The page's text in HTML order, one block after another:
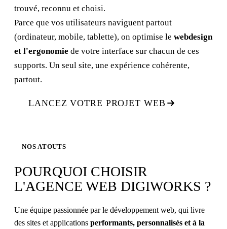
trouvé, reconnu et choisi.
Parce que vos utilisateurs naviguent partout
(ordinateur, mobile, tablette), on optimise le webdesign
et l'ergonomie de votre interface sur chacun de ces
supports. Un seul site, une expérience cohérente,
partout.
LANCEZ VOTRE PROJET WEB
NOS ATOUTS
POURQUOI CHOISIR
L'AGENCE WEB DIGIWORKS ?
Une équipe passionnée par le développement web, qui livre
des sites et applications performants, personnalisés et à la